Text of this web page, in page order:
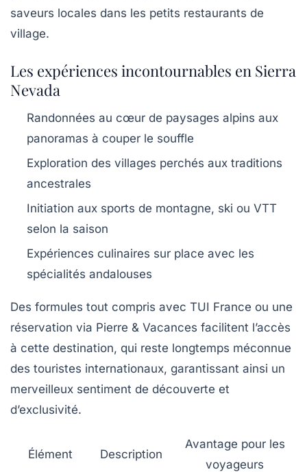
saveurs locales dans les petits restaurants de
village.
Les expériences incontournables en Sierra
Nevada
Randonnées au cœur de paysages alpins aux
panoramas à couper le souffle
Exploration des villages perchés aux traditions
ancestrales
Initiation aux sports de montagne, ski ou VTT
selon la saison
Expériences culinaires sur place avec les
spécialités andalouses
Des formules tout compris avec TUI France ou une
réservation via Pierre & Vacances facilitent l’accès
à cette destination, qui reste longtemps méconnue
des touristes internationaux, garantissant ainsi un
merveilleux sentiment de découverte et
d’exclusivité.
Élément Description
Avantage pour les
voyageurs